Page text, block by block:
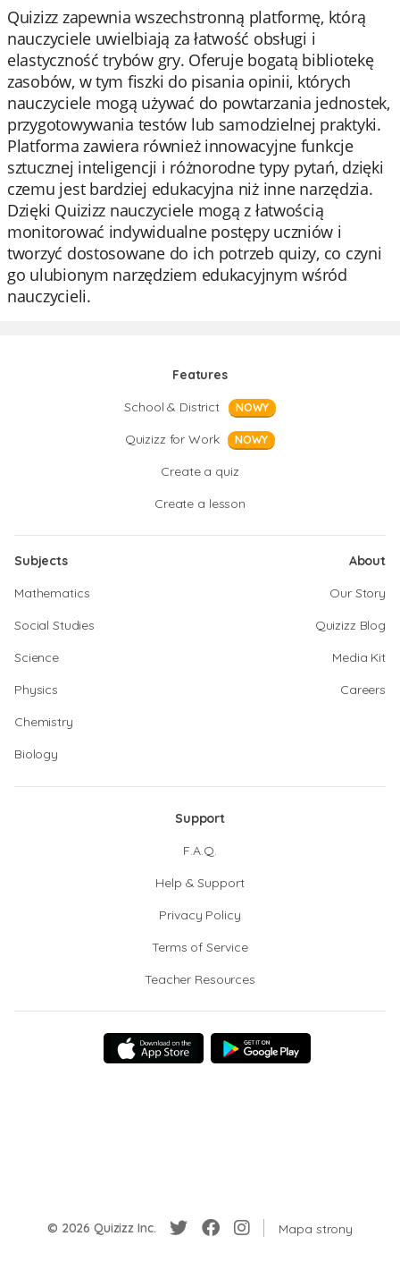
Quizizz zapewnia wszechstronną platformę, którą
nauczyciele uwielbiają za łatwość obsługi i
elastyczność trybów gry. Oferuje bogatą bibliotekę
zasobów, w tym fiszki do pisania opinii, których
nauczyciele mogą używać do powtarzania jednostek,
przygotowywania testów lub samodzielnej praktyki.
Platforma zawiera również innowacyjne funkcje
sztucznej inteligencji i różnorodne typy pytań, dzięki
czemu jest bardziej edukacyjna niż inne narzędzia.
Dzięki Quizizz nauczyciele mogą z łatwością
monitorować indywidualne postępy uczniów i
tworzyć dostosowane do ich potrzeb quizy, co czyni
go ulubionym narzędziem edukacyjnym wśród
nauczycieli.
Features
School & District
NOWY
Quizizz for Work NOWY
Create a quiz
Create a lesson
Subjects
Mathematics
Social Studies
Science
Physics
Chemistry
Biology
About
Our Story
Quizizz Blog
Media Kit
Careers
Support
F.A.Q.
Help & Support
Privacy Policy
Terms of Service
Teacher Resources
© 2026 Quizizz Inc. Mapa strony